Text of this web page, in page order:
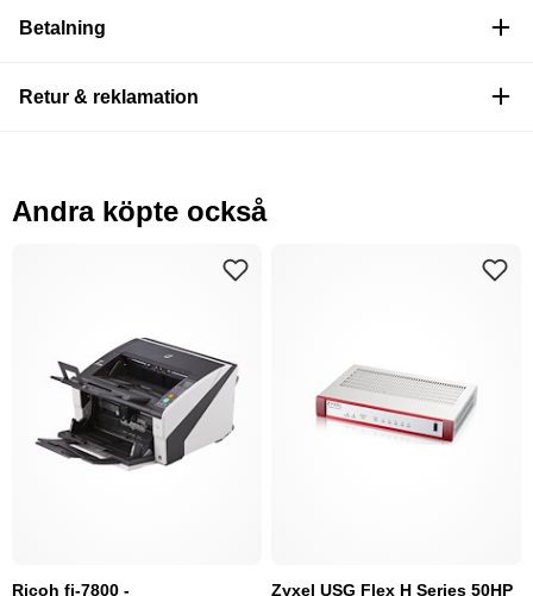
Betalning
Retur & reklamation
Andra köpte också
Ricoh fi-7800 -
Zyxel USG Flex H Series 50HP